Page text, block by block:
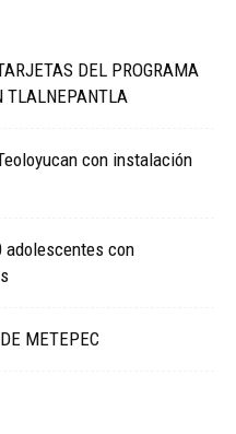
DEL PROGRAMA
TLALNEPANTLA
con instalación
adolescentes con
METEPEC